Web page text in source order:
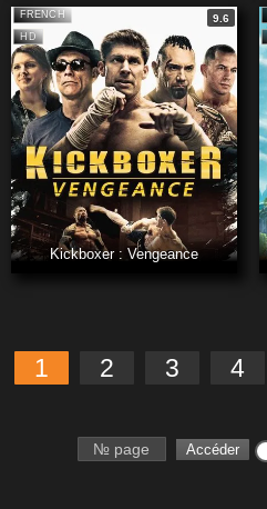
HD
FRENCH 9.6
Kickboxer : Vengeance
1 2 3 4
Numéro de page Accéder